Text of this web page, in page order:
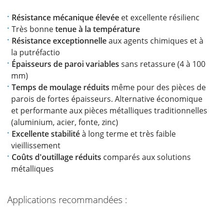
Résistance mécanique élevée et excellente résilienc
Très bonnetenue à la température
Résistance exceptionnelleaux agents chimiques et à
la putréfactio
Épaisseurs de paroi variables sans retassure (4 à 100
mm)
Temps de moulage réduits même pour des pièces de
parois de fortes épaisseurs. Alternative économique
et performante aux pièces métalliques traditionnelles
(aluminium, acier, fonte, zinc)
Excellente stabilitéà long terme et très faible
vieillissement
Coûts d'outillage réduits comparés aux solutions
métalliques
Applications recommandées :